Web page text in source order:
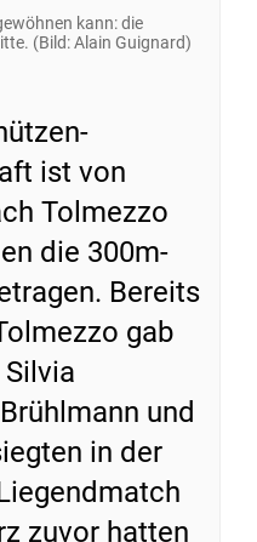
kann: die
(Bild: Alain Guignard)
ist von
Tolmezzo
die 300m-
Bereits
gab
und
in der
zuvor hatten